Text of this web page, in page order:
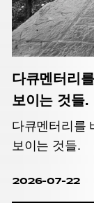
다큐멘터리
보이는 것들.
다큐멘터리를
보이는 것들.
2026-07-22